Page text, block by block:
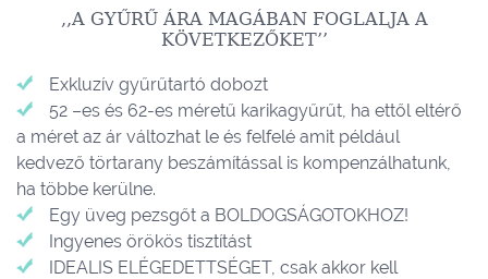
,,A GYŰRŰ ÁRA MAGÁBAN FOGLALJA A
KÖVETKEZŐKET’’
Exkluzív gyűrűtartó dobozt
52 –es és 62-es méretű karikagyűrűt, ha ettől eltérő
a méret az ár változhat le és felfelé amit például
kedvező törtarany beszámítással is kompenzálhatunk,
ha többe kerülne.
Egy üveg pezsgőt a BOLDOGSÁGOTOKHOZ!
Ingyenes örökös tisztítást
IDEALIS ELÉGEDETTSÉGET, csak akkor kell